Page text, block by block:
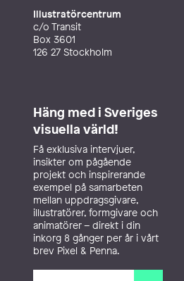
Illustratörcentrum
c/o Transit
Box 3601
126 27 Stockholm
Häng med i Sveriges
visuella värld!
Få exklusiva intervjuer,
insikter om pågående
projekt och inspirerande
exempel på samarbeten
mellan uppdragsgivare,
illustratörer, formgivare och
animatörer – direkt i din
inkorg 8 gånger per år i vårt
brev Pixel & Penna.